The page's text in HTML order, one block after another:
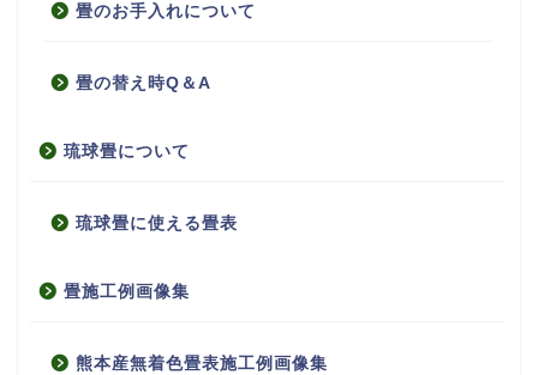
畳のお手入れについて
畳の替え時Q＆A
琉球畳について
琉球畳に使える畳表
畳施工例画像集
熊本産無着色畳表施工例画像集